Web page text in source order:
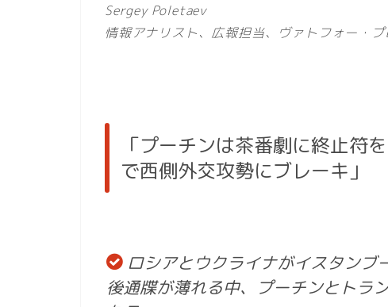
Sergey Poletaev
情報アナリスト、広報担当、ヴァトフォー・
「プーチンは茶番劇に終止符
で西側外交攻勢にブレーキ」
ロシアとウクライナがイスタン
後通牒が薄れる中、プーチンとトラ